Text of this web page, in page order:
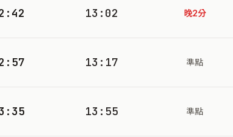
13:02 晚2分
13:17 準點
13:55 準點